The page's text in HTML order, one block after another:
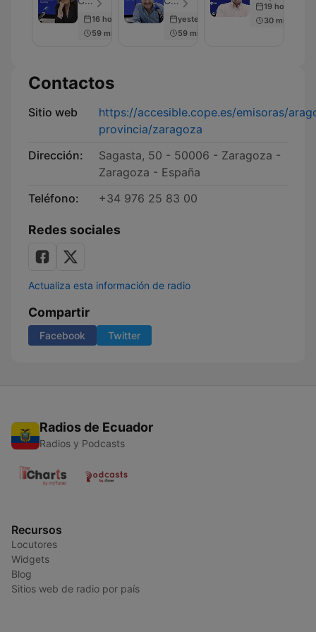
16 hours ago
59 min
yesterday
59 min
19 hours ago
30 min
Contactos
Sitio web
https://accesible.cope.es/emisoras/
provincia/zaragoza
Dirección:
Sagasta, 50 - 50006 - Zaragoza -
Zaragoza - España
Teléfono:
+34 976 25 83 00
Redes sociales
Actualiza esta información de radio
Compartir
Facebook Twitter
Radios de Ecuador
Radios y Podcasts
Recursos
Locutores
Widgets
Blog
Sitios web de radio por país